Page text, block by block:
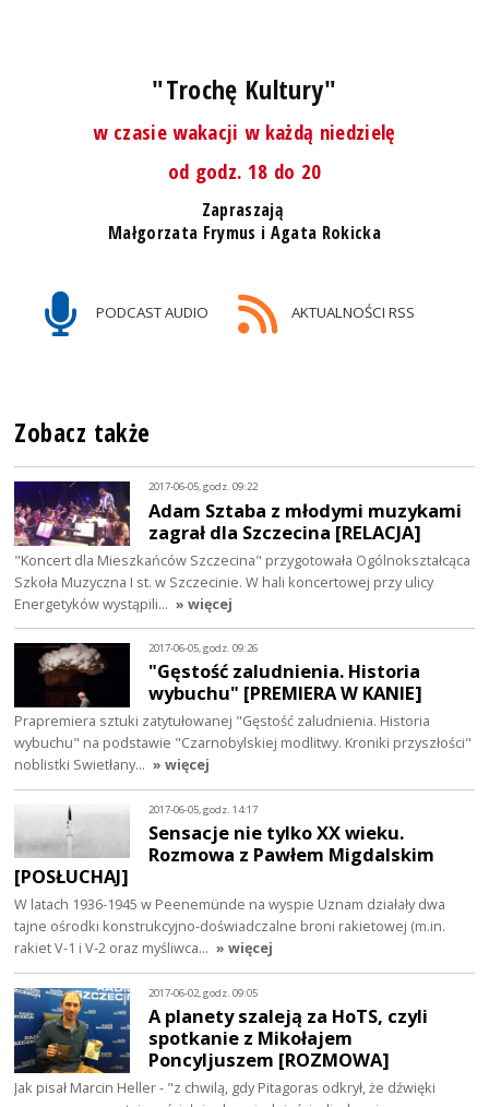
"Trochę Kultury"
w czasie wakacji w każdą niedzielę
od godz. 18 do 20
Zapraszają
Małgorzata Frymus i Agata Rokicka
PODCAST AUDIO AKTUALNOŚCI RSS
Zobacz także
2017-06-05, godz. 09:22
Adam Sztaba z młodymi muzykami
zagrał dla Szczecina [RELACJA]
"Koncert dla Mieszkańców Szczecina" przygotowała Ogólnokształcąca
Szkoła Muzyczna I st. w Szczecinie. W hali koncertowej przy ulicy
Energetyków wystąpili… » więcej
2017-06-05, godz. 09:26
"Gęstość zaludnienia. Historia
wybuchu" [PREMIERA W KANIE]
Prapremiera sztuki zatytułowanej "Gęstość zaludnienia. Historia
wybuchu" na podstawie "Czarnobylskiej modlitwy. Kroniki przyszłości"
noblistki Swietłany… » więcej
2017-06-05, godz. 14:17
Sensacje nie tylko XX wieku.
Rozmowa z Pawłem Migdalskim
[POSŁUCHAJ]
W latach 1936-1945 w Peenemünde na wyspie Uznam działały dwa
tajne ośrodki konstrukcyjno-doświadczalne broni rakietowej (m.in.
rakiet V-1 i V-2 oraz myśliwca… » więcej
2017-06-02, godz. 09:05
A planety szaleją za HoTS, czyli
spotkanie z Mikołajem
Poncyljuszem [ROZMOWA]
Jak pisał Marcin Heller - "z chwilą, gdy Pitagoras odkrył, że dźwięki